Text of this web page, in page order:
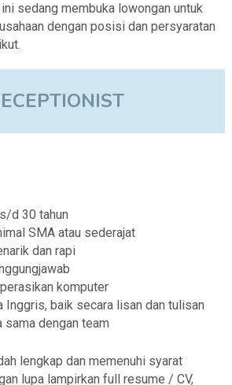
sedang membuka lowongan untuk
dengan posisi dan persyaratan
d 30 tahun
SMA atau sederajat
dan rapi
komputer
Inggris, baik secara lisan dan tulisan
sama dengan team
lengkap dan memenuhi syarat
lupa lampirkan full resume / CV,